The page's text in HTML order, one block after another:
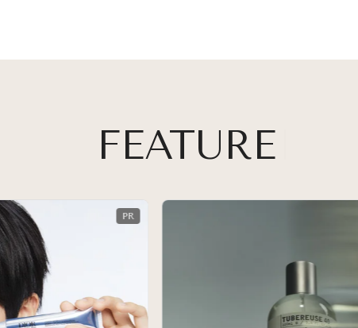
FEATURE